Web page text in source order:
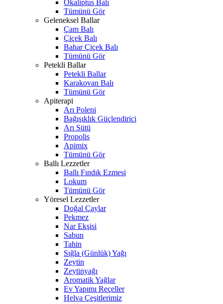
Okaliptus Balı
Tümünü Gör
Geleneksel Ballar
Çam Balı
Çiçek Balı
Bahar Çiçek Balı
Tümünü Gör
Petekli Ballar
Petekli Ballar
Karakovan Balı
Tümünü Gör
Apiterapi
Arı Poleni
Bağışıklık Güçlendirici
Arı Sütü
Propolis
Apimix
Tümünü Gör
Ballı Lezzetler
Ballı Fındık Ezmesi
Lokum
Tümünü Gör
Yöresel Lezzetler
Doğal Çaylar
Pekmez
Nar Ekşisi
Sabun
Tahin
Sığla (Günlük) Yağı
Zeytin
Zeytinyağı
Aromatik Yağlar
Ev Yapımı Reçeller
Helva Çeşitlerimiz